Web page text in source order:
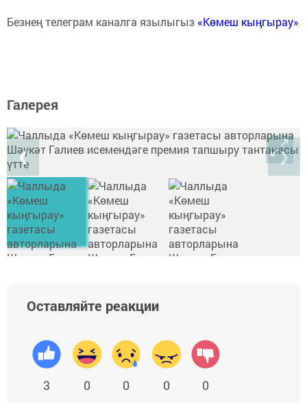
Безнең телеграм каналга язылыгыз «Көмеш кыңгырау»
Галерея
❮ ❯
Оставляйте реакции
3 0 0 0 0